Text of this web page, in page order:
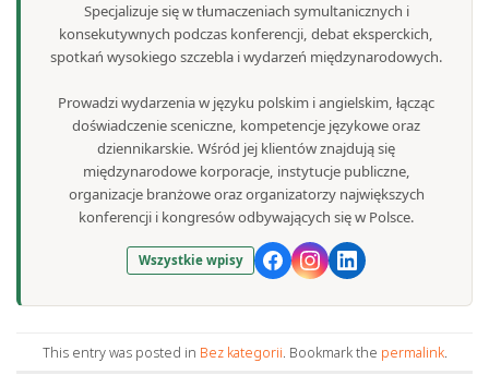
Specjalizuje się w tłumaczeniach symultanicznych i
konsekutywnych podczas konferencji, debat eksperckich,
spotkań wysokiego szczebla i wydarzeń międzynarodowych.
Prowadzi wydarzenia w języku polskim i angielskim, łącząc
doświadczenie sceniczne, kompetencje językowe oraz
dziennikarskie. Wśród jej klientów znajdują się
międzynarodowe korporacje, instytucje publiczne,
organizacje branżowe oraz organizatorzy największych
konferencji i kongresów odbywających się w Polsce.
Wszystkie wpisy
This entry was posted in Bez kategorii. Bookmark the permalink.